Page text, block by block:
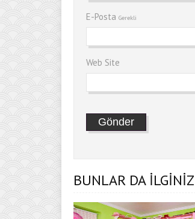
E-Posta Gerekli
Web Site
BUNLAR DA